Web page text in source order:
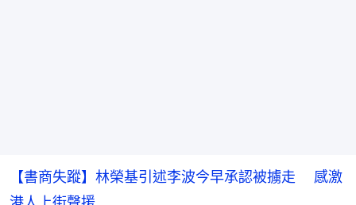
【書商失蹤】林榮基引述李波今早承認被擄走 感激